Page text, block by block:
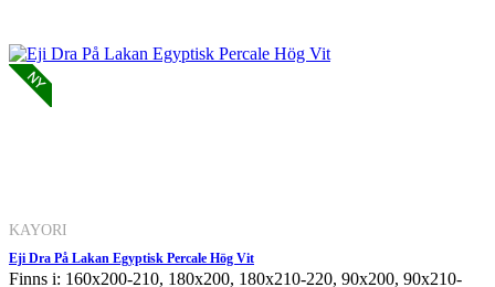
KAYORI
Eji Dra På Lakan Egyptisk Percale Hög Vit
Finns i: 160x200-210, 180x200, 180x210-220, 90x200, 90x210-